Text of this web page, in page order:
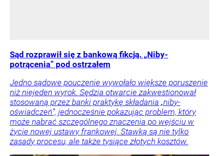
Sąd rozprawił się z bankową fikcją. „Niby-
potrącenia” pod ostrzałem
Jedno sądowe pouczenie wywołało większe poruszenie
niż niejeden wyrok. Sędzia otwarcie zakwestionował
stosowaną przez banki praktykę składania „niby-
oświadczeń”, jednocześnie pokazując problem, który
może nabrać szczególnego znaczenia po wejściu w
życie nowej ustawy frankowej. Stawką są nie tylko
zasady procesu, ale także tysiące złotych kosztów.